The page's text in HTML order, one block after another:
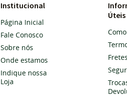
Institucional
Página Inicial
Fale Conosco
Sobre nós
Onde estamos
Indique nossa
Loja
Úteis